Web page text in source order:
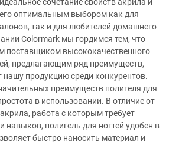
его оптимальным выбором как для
так и для любителей домашнего
Colormark мы гордимся тем, что
поставщиком высококачественного
предлагающим ряд преимуществ,
продукцию среди конкурентов.
преимуществ полигеля для
в использовании. В отличие от
работа с которым требует
навыков, полигель для ногтей удобен в
быстро наносить материал и